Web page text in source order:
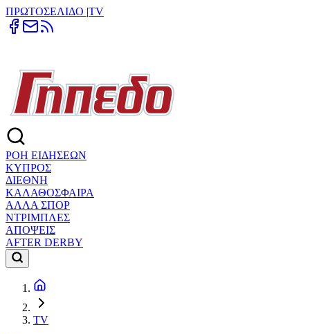
ΠΡΩΤΟΣΕΛΙΔΟ |TV
ΡΟΗ ΕΙΔΗΣΕΩΝ
ΚΥΠΡΟΣ
ΔΙΕΘΝΗ
ΚΑΛΑΘΟΣΦΑΙΡΑ
ΑΛΛΑ ΣΠΟΡ
ΝΤΡΙΜΠΛΕΣ
ΑΠΟΨΕΙΣ
AFTER DERBY
TV